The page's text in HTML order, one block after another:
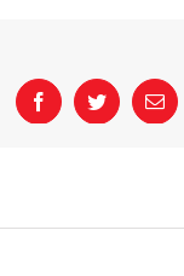
FacebookTwitter